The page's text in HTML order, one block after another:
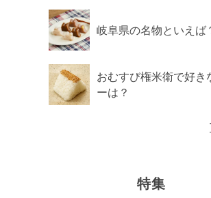
岐阜県の名物といえば
おむすび権米衛で好き
ーは？
特集